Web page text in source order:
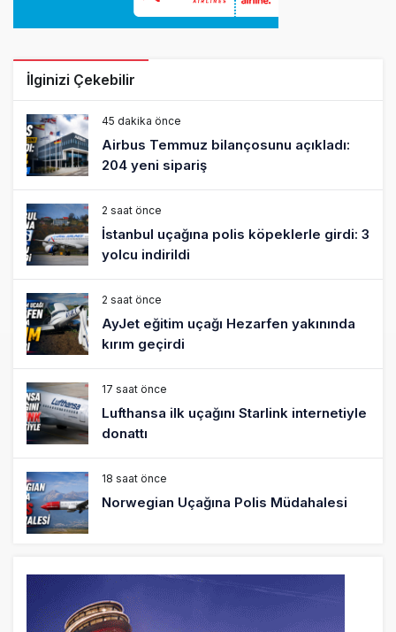
İlginizi Çekebilir
45 dakika önce
Airbus Temmuz bilançosunu açıkladı:
204 yeni sipariş
2 saat önce
İstanbul uçağına polis köpeklerle girdi: 3
yolcu indirildi
2 saat önce
AyJet eğitim uçağı Hezarfen yakınında
kırım geçirdi
17 saat önce
Lufthansa ilk uçağını Starlink internetiyle
donattı
18 saat önce
Norwegian Uçağına Polis Müdahalesi
British Airways A380 seferlerini yüzde
28 azaltıyor